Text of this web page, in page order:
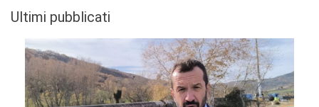
Ultimi pubblicati